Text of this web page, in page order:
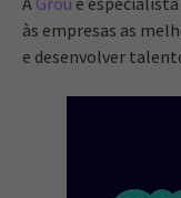
às empresas as
e desenvolver